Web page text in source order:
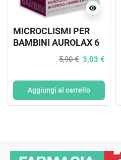
visibility
MICROCLISMI PER
BAMBINI AUROLAX 6
CONTENITORI 3 G
5,90 € 3,03 €
Aggiungi al carrello